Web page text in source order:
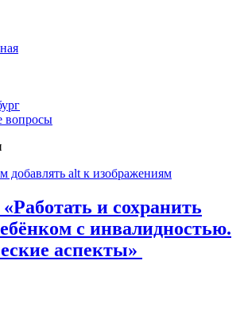
вопросы
и сохранить
с инвалидностью.
аспекты»